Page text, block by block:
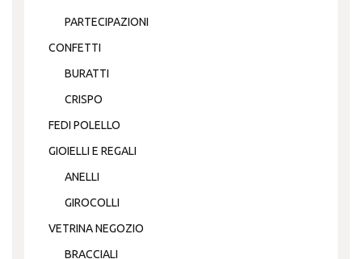
PARTECIPAZIONI
CONFETTI
BURATTI
CRISPO
FEDI POLELLO
GIOIELLI E REGALI
ANELLI
GIROCOLLI
VETRINA NEGOZIO
BRACCIALI